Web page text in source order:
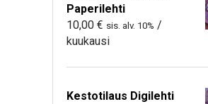
Paperilehti
10,00 € sis. alv. 10% /
kuukausi
Kestotilaus Digilehti